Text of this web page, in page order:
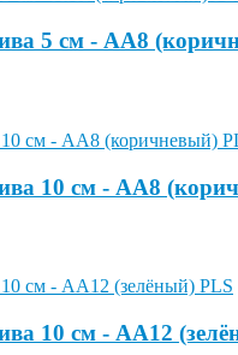
5 см - АА8
10 см - АА8
10 см - АА12